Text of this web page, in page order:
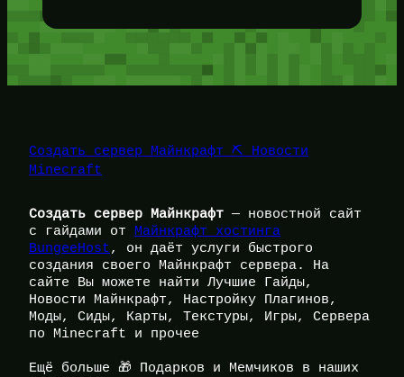
Создать сервер Майнкрафт ⛏️ Новости
Minecraft
Создать сервер Майнкрафт — новостной сайт
с гайдами от
Майнкрафт хостинга
BungeeHost, он даёт услуги быстрого
создания своего Майнкрафт сервера. На
сайте Вы можете найти Лучшие Гайды,
Новости Майнкрафт, Настройку Плагинов,
Моды, Сиды, Карты, Текстуры, Игры, Сервера
по Minecraft и прочее
Ещё больше 🎁 Подарков и Мемчиков в наших